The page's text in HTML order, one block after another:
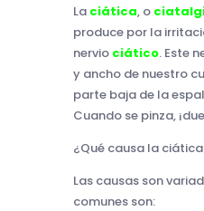
La ciática, o
produce por la
nervio ciático. Este
y ancho de nuestro
parte baja de la
Cuando se pinza,
¿Qué causa la
Las causas son
comunes son: